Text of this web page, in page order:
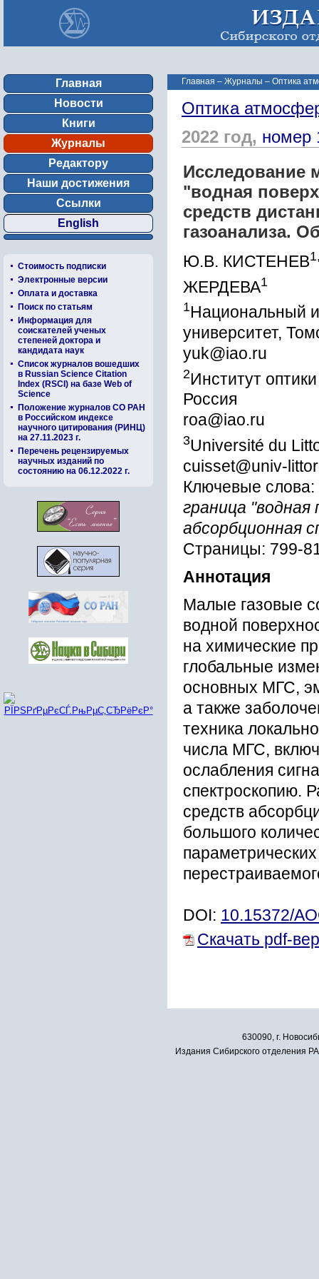
Главная
Новости
Книги
Журналы
Редактору
Наши достижения
Ссылки
English
Стоимость подписки
Электронные версии
Оплата и доставка
Поиск по статьям
Информация для
соискателей ученых
степеней доктора и
кандидата наук
Список журналов вошедших
в Russian Science Citation
Index (RSCI) на базе Web of
Science
Положение журналов СО РАН
в Российском индексе
научного цитирования (РИНЦ)
на 27.11.2023 г.
Перечень рецензируемых
научных изданий по
состоянию на 06.12.2022 г.
Главная – Журналы – Оптика
Оптика
2022 год, номер
Исследование
"водная
средств
газоанализа.
Ю.В. КИСТЕНЕВ
ЖЕРДЕВА1
1Национальный
университет,
yuk@iao.ru
2Институт
Россия
roa@iao.ru
3Université du
cuisset@univ-
Ключевые слова:
граница
абсорбционная
Страницы: 799-
Аннотация
Малые газовые
водной
на химические
глобальные
основных МГС,
а также
техника
числа МГС,
ослабления
спектроскопию.
средств
большого
DOI: 10.15372/
Скачать pdf-
630090, г.
Издания Сибирского отделения